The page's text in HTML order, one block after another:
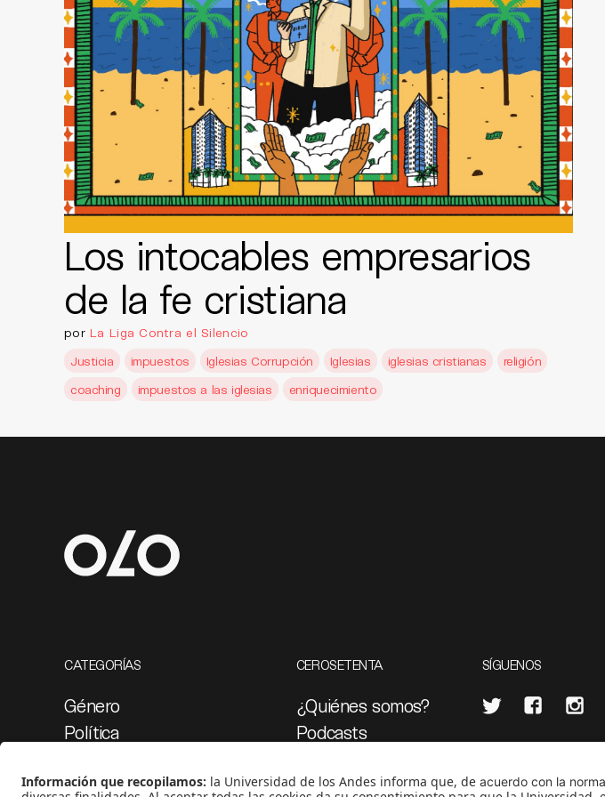
Los intocables empresarios
de la fe cristiana
por La Liga Contra el Silencio
Justicia
impuestos Iglesias Corrupción Iglesias iglesias cristianas
religión
coaching
impuestos a las iglesias enriquecimiento
CATEGORÍAS
Género
Política
Medio ambiente
CEROSETENTA
¿Quiénes somos?
Podcasts
Proyectos 070
SÍGUENOS